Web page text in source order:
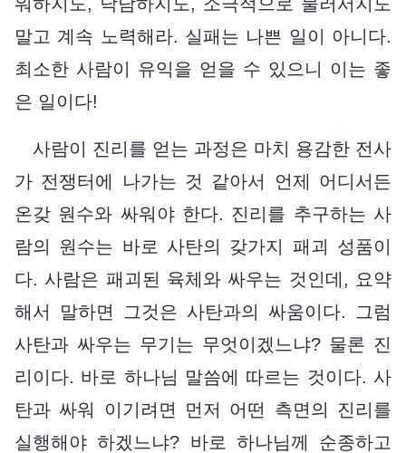
말고 계속 노력해라. 실패는 나쁜 일이 아니다.
최소한 사람이 유익을 얻을 수 있으니 이는 좋
은 일이다!
사람이 진리를 얻는 과정은 마치 용감한 전사
가 전쟁터에 나가는 것 같아서 언제 어디서든
온갖 원수와 싸워야 한다. 진리를 추구하는 사
람의 원수는 바로 사탄의 갖가지 패괴 성품이
다. 사람은 패괴된 육체와 싸우는 것인데, 요약
해서 말하면 그것은 사탄과의 싸움이다. 그럼
사탄과 싸우는 무기는 무엇이겠느냐? 물론 진
리이다. 바로 하나님 말씀에 따르는 것이다. 사
탄과 싸워 이기려면 먼저 어떤 측면의 진리를
실행해야 하겠느냐? 바로 하나님께 순종하고